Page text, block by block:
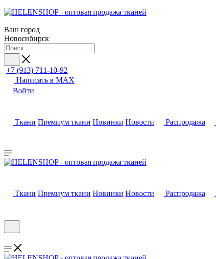
Ваш город
Новосибирск
+7 (913) 711-10-92
Написать в MAX
Войти
Ткани Премиум ткани Новинки Новости Распродажа
Ткани Премиум ткани Новинки Новости Распродажа